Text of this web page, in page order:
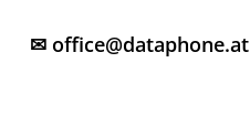
✉ office@dataphone.at